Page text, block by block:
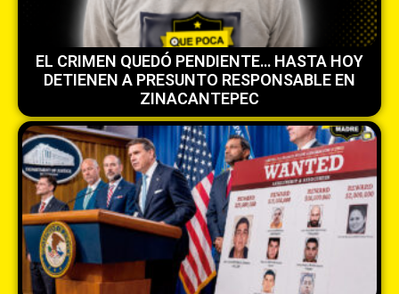
EL CRIMEN QUEDÓ PENDIENTE… HASTA HOY
DETIENEN A PRESUNTO RESPONSABLE EN
ZINACANTEPEC